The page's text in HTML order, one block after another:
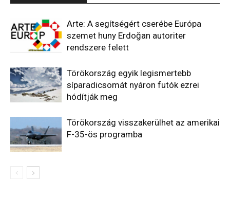
Arte: A segítségért cserébe Európa
szemet huny Erdoğan autoriter
rendszere felett
Törökország egyik legismertebb
síparadicsomát nyáron futók ezrei
hódítják meg
Törökország visszakerülhet az amerikai
F-35-ös programba